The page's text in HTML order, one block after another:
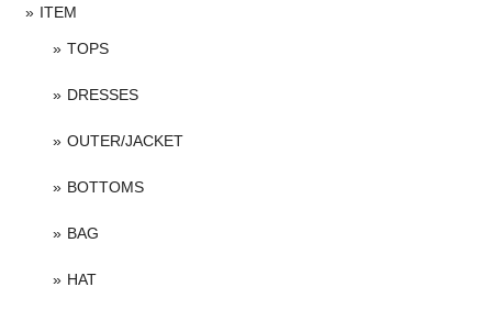
ITEM
TOPS
DRESSES
OUTER/JACKET
BOTTOMS
BAG
HAT